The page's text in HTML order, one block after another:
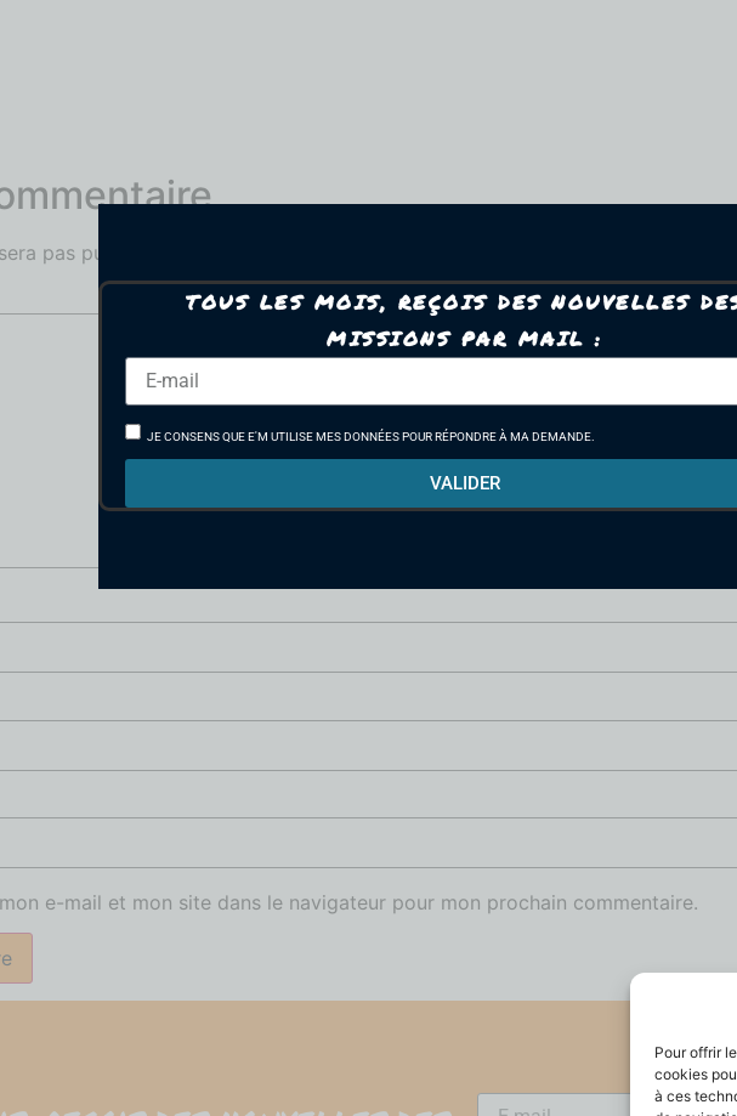
Pour offrir
cookies
à ces
pas publiée.
e-mail et mon site dans le navigateur pour mon prochain commentaire.
TOUS LES MOIS, REÇOIS DES NOUVELLES
MISSIONS PAR MAIL :
JE CONSENS QUE E'M UTILISE MES DONNÉES POUR RÉPONDRE À MA DEMANDE.
VALIDER